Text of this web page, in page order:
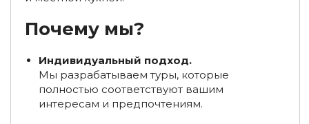
Туры на квадроциклах, мотоциклах и эндуро-туры в
Архызе
Почему мы?
Индивидуальный подход.
Мы разрабатываем туры, которые
полностью соответствуют вашим
интересам и предпочтениям.